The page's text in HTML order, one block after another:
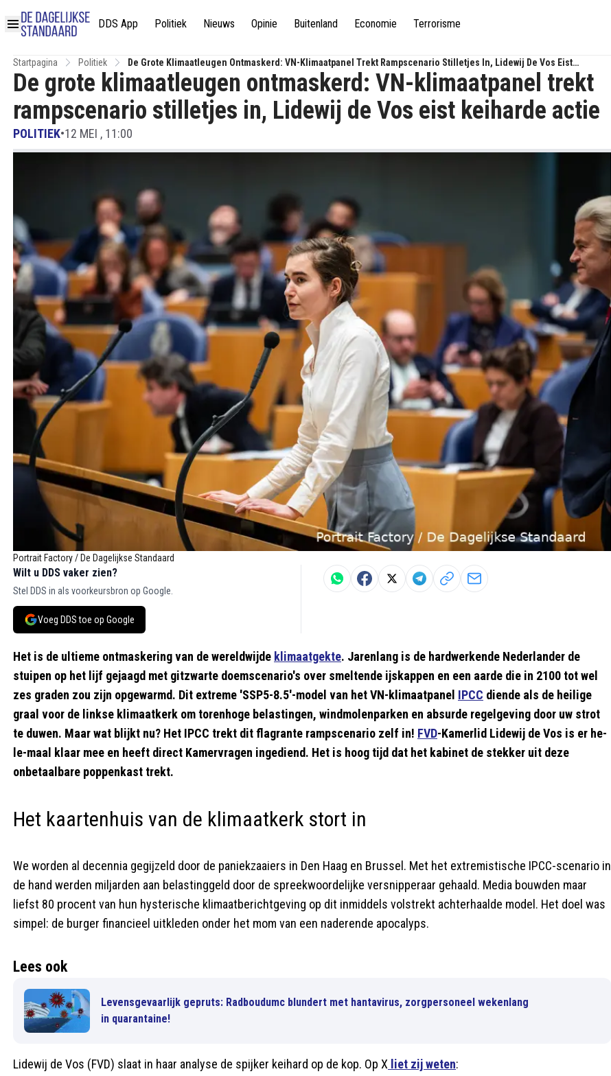
DDS App Politiek Nieuws Opinie Buitenland Economie Terrorisme
Startpagina Politiek
De Grote Klimaatleugen Ontmaskerd: VN-Klimaatpanel Trekt Rampscenario Stilletjes In, Lidewij De Vos Eist
Keiharde Actie
Portrait Factory / De Dagelijkse Standaard
De grote klimaatleugen ontmaskerd: VN-klimaatpanel trekt
rampscenario stilletjes in, Lidewij de Vos eist keiharde actie
POLITIEK•12 MEI , 11:00
Wilt u DDS vaker zien?
Stel DDS in als voorkeursbron op Google.
Voeg DDS toe op Google
Het is de ultieme ontmaskering van de wereldwijde klimaatgekte. Jarenlang is de hardwerkende Nederlander de
stuipen op het lijf gejaagd met gitzwarte doemscenario's over smeltende ijskappen en een aarde die in 2100 tot wel
zes graden zou zijn opgewarmd. Dit extreme 'SSP5-8.5'-model van het VN-klimaatpanel IPCC diende als de heilige
graal voor de linkse klimaatkerk om torenhoge belastingen, windmolenparken en absurde regelgeving door uw strot
te duwen. Maar wat blijkt nu? Het IPCC trekt dit flagrante rampscenario zelf in! FVD-Kamerlid Lidewij de Vos is er he-
le-maal klaar mee en heeft direct Kamervragen ingediend. Het is hoog tijd dat het kabinet de stekker uit deze
onbetaalbare poppenkast trekt.
Het kaartenhuis van de klimaatkerk stort in
We worden al decennia gegijzeld door de paniekzaaiers in Den Haag en Brussel. Met het extremistische IPCC-scenario in
de hand werden miljarden aan belastinggeld door de spreekwoordelijke versnipperaar gehaald. Media bouwden maar
liefst 80 procent van hun hysterische klimaatberichtgeving op dit inmiddels volstrekt achterhaalde model. Het doel was
simpel: de burger financieel uitkleden onder het mom van een naderende apocalyps.
Lees ook
Levensgevaarlijk gepruts: Radboudumc blundert met hantavirus, zorgpersoneel wekenlang
in quarantaine!
Lidewij de Vos (FVD) slaat in haar analyse de spijker keihard op de kop. Op X liet zij weten: